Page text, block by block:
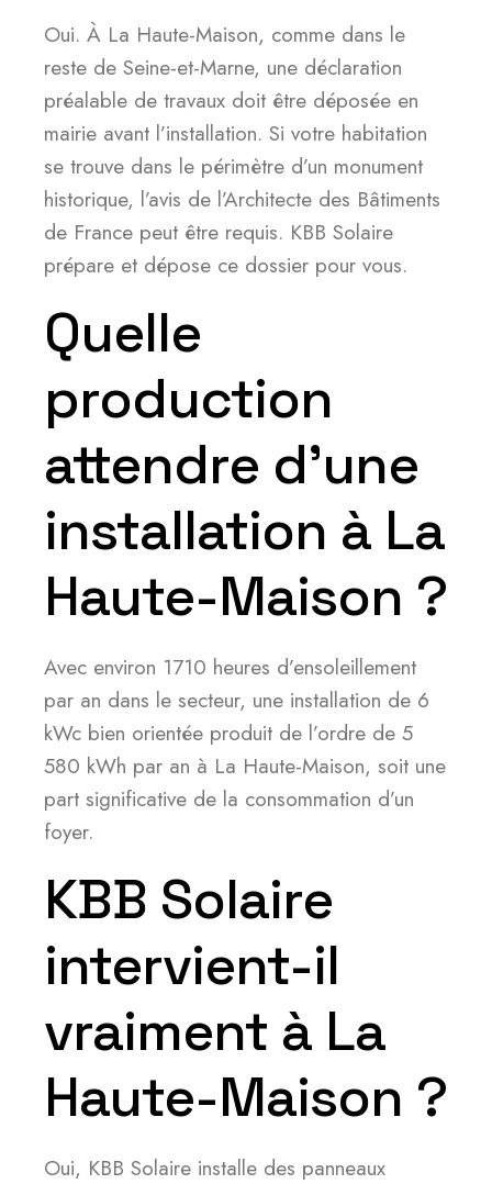
Oui. À La Haute-Maison, comme dans le
reste de Seine-et-Marne, une déclaration
préalable de travaux doit être déposée en
mairie avant l’installation. Si votre habitation
se trouve dans le périmètre d’un monument
historique, l’avis de l’Architecte des Bâtiments
de France peut être requis. KBB Solaire
prépare et dépose ce dossier pour vous.
Quelle
production
attendre d’une
installation à La
Haute-Maison ?
Avec environ 1710 heures d’ensoleillement
par an dans le secteur, une installation de 6
kWc bien orientée produit de l’ordre de 5
580 kWh par an à La Haute-Maison, soit une
part significative de la consommation d’un
foyer.
KBB Solaire
intervient-il
vraiment à La
Haute-Maison ?
Oui, KBB Solaire installe des panneaux